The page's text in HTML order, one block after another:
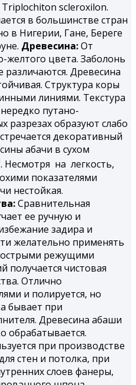
Triplochiton scleroxilon.
в большинстве стран
в Нигерии, Гане, Береге
Древесина:От
желтого цвета. Заболонь
различаются. Древесина
Структура коры
линиями. Текстура
путано-
разрезах образуют слабо
декоративный
абачи в сухом
. Несмотря на легкость,
показателями
нестойкая.
Сравнительная
ее ручную и
задира и
желательно применять
острыми режущими
получается чистовая
Отлично
и полируется, но
бывает при
Древесина абаши
обрабатывается.
при производстве
стен и потолка, при
слоев фанеры,